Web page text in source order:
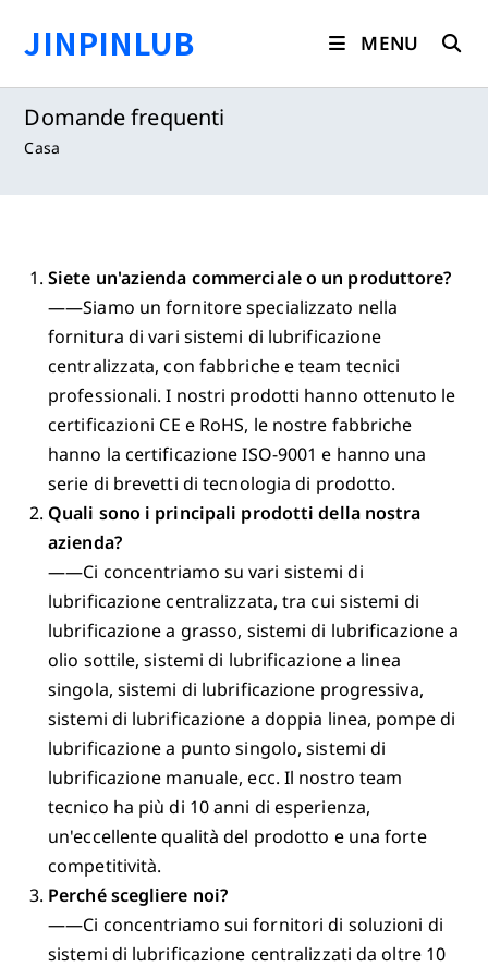
contenuto
JINPINLUB MENU
Domande frequenti
Casa
Siete un'azienda commerciale o un produttore?
——Siamo un fornitore specializzato nella
fornitura di vari sistemi di lubrificazione
centralizzata, con fabbriche e team tecnici
professionali. I nostri prodotti hanno ottenuto le
certificazioni CE e RoHS, le nostre fabbriche
hanno la certificazione ISO-9001 e hanno una
serie di brevetti di tecnologia di prodotto.
Quali sono i principali prodotti della nostra
azienda?
——Ci concentriamo su vari sistemi di
lubrificazione centralizzata, tra cui sistemi di
lubrificazione a grasso, sistemi di lubrificazione a
olio sottile, sistemi di lubrificazione a linea
singola, sistemi di lubrificazione progressiva,
sistemi di lubrificazione a doppia linea, pompe di
lubrificazione a punto singolo, sistemi di
lubrificazione manuale, ecc. Il nostro team
tecnico ha più di 10 anni di esperienza,
un'eccellente qualità del prodotto e una forte
competitività.
Perché scegliere noi?
——Ci concentriamo sui fornitori di soluzioni di
sistemi di lubrificazione centralizzati da oltre 10